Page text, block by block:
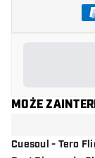
MOŻE
Cuesoul - Tero